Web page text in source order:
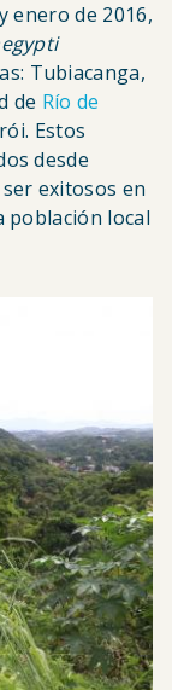
enero de 2016,
Tubiacanga,
de Río de
Estos
desde
exitosos en
población local